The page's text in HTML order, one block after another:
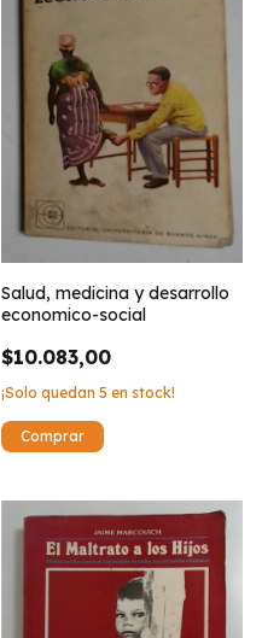
Salud, medicina y desarrollo
economico-social
$10.083,00
¡Solo quedan 5 en stock!